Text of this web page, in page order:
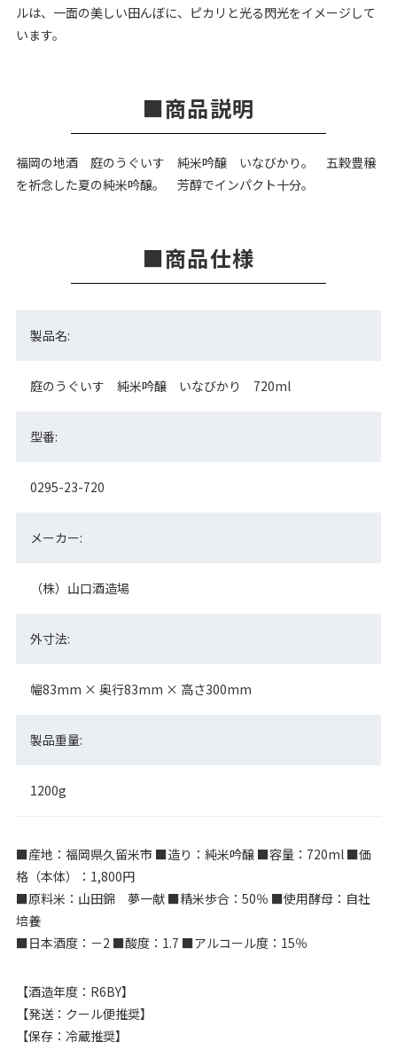
ルは、一面の美しい田んぼに、ピカリと光る閃光をイメージして
います。
商品説明
福岡の地酒 庭のうぐいす 純米吟醸 いなびかり。 五穀豊穣
を祈念した夏の純米吟醸。 芳醇でインパクト十分。
商品仕様
製品名:
庭のうぐいす 純米吟醸 いなびかり 720ml
型番:
0295-23-720
メーカー:
（株）山口酒造場
外寸法:
幅83mm × 奥行83mm × 高さ300mm
製品重量:
1200g
■産地：福岡県久留米市 ■造り：純米吟醸 ■容量：720ml ■価
格（本体）：1,800円
■原料米：山田錦 夢一献 ■精米歩合：50％ ■使用酵母：自社
培養
■日本酒度：－2 ■酸度：1.7 ■アルコール度：15％
【酒造年度：R6BY】
【発送：クール便推奨】
【保存：冷蔵推奨】